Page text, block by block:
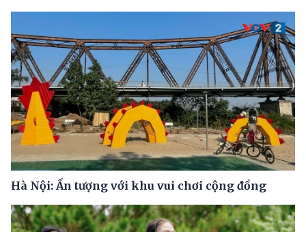
Hà Nội: Ấn tượng với khu vui chơi cộng đồng